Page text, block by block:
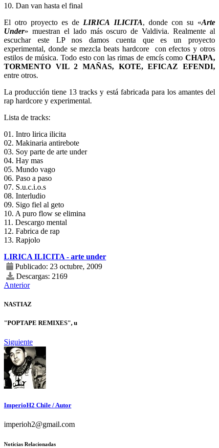
10. Dan van hasta el final
El otro proyecto es de LIRICA ILICITA, donde con su «Arte
Under» muestran el lado más oscuro de Valdivia. Realmente al
escuchar este LP nos damos cuenta que es un proyecto
experimental, donde se mezcla beats hardcore con efectos y otros
estilos de música. Todo esto con las rimas de emcís como CHAPA,
TORMENTO VIL 2 MAÑAS, KOTE, EFICAZ EFENDI,
entre otros.
La producción tiene 13 tracks y está fabricada para los amantes del
rap hardcore y experimental.
Lista de tracks:
01. Intro lirica ilicita
02. Makinaria antirebote
03. Soy parte de arte under
04. Hay mas
05. Mundo vago
06. Paso a paso
07. S.u.c.i.o.s
08. Interludio
09. Sigo fiel al geto
10. A puro flow se elimina
11. Descargo mental
12. Fabrica de rap
13. Rapjolo
LIRICA ILICITA - arte under
Publicado: 23 octubre, 2009
Descargas: 2169
Anterior
NASTIAZ
"POPTAPE REMIXES", u
Siguiente
ImperioH2 Chile / Autor
imperioh2@gmail.com
Noticias Relacionadas